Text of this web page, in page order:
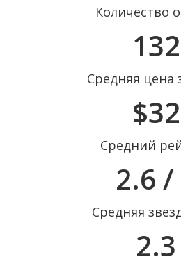
Количество
132
Средняя цена
$32
Средний
2.6 /
Средняя
2.3